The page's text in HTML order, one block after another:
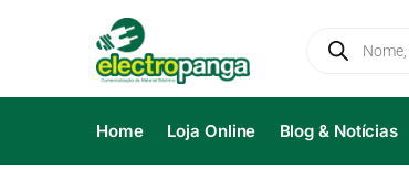
Home Loja Online Blog & Notícias